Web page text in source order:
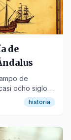
de
de
ocho siglos
historia